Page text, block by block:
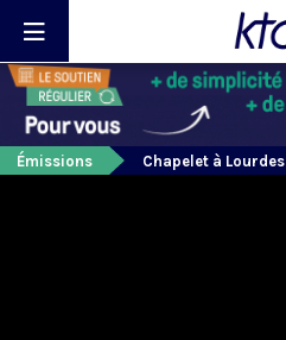
Émissions Chapelet à Lourdes